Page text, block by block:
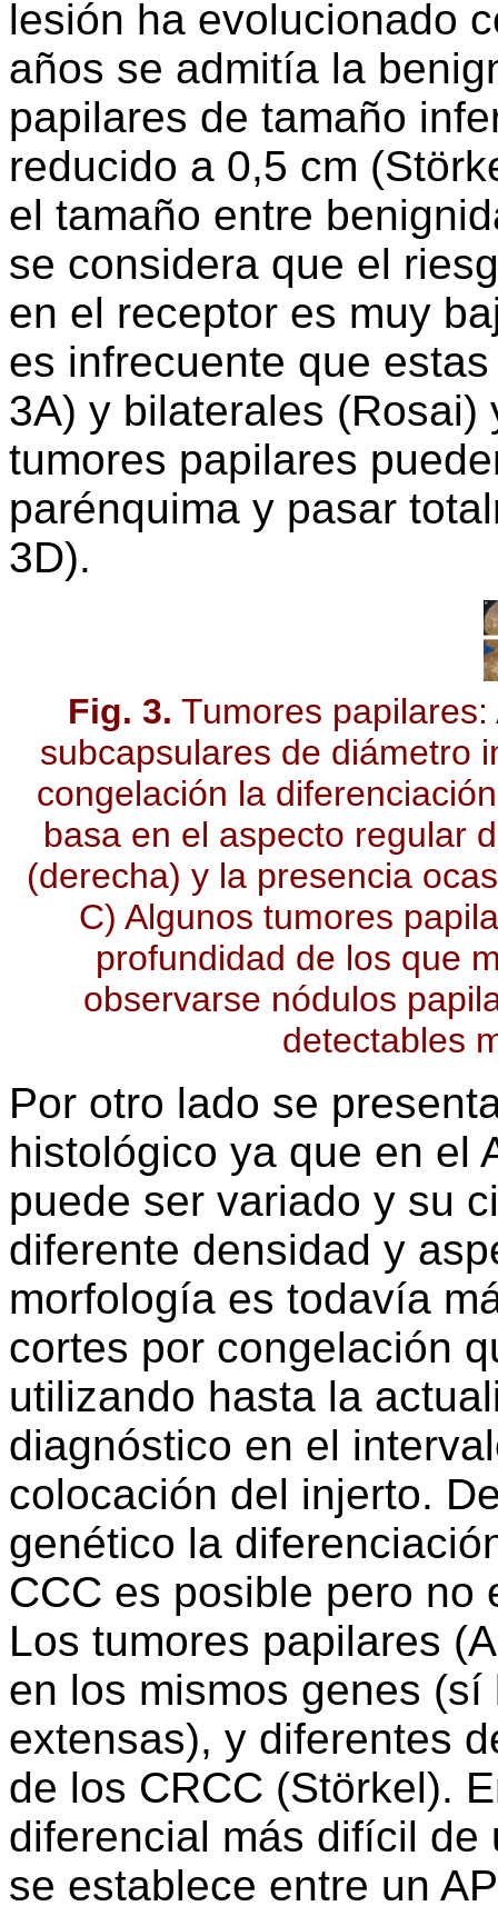
lesión ha evolucionado
años se admitía la
papilares de tamaño
reducido a 0,5 cm
el tamaño entre
se considera que el
en el receptor es muy
es infrecuente que
3A) y bilaterales
tumores papilares
parénquima y pasar
3D).
Fig. 3. Tumores
subcapsulares de diámetro
congelación la
basa en el aspecto regular
(derecha) y la presencia
C) Algunos tumores
profundidad de los que
observarse nódulos
detectables
Por otro lado se
histológico ya que en el
puede ser variado y su
diferente densidad y
morfología es todavía
cortes por congelación
utilizando hasta la
diagnóstico en el
colocación del injerto.
genético la
CCC es posible pero no
Los tumores papilares
en los mismos genes
extensas), y diferentes
de los CRCC (Störkel).
diferencial más difícil de
se establece entre un